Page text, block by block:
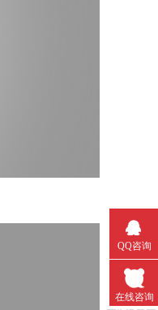
QQ咨询
在线咨询